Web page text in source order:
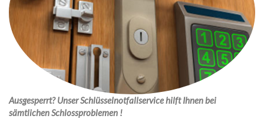
Ausgesperrt? Unser Schlüsselnotfallservice hilft Ihnen bei
sämtlichen Schlossproblemen !